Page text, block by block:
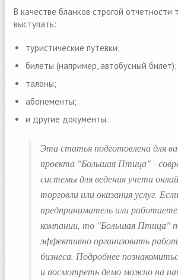
В качестве бланков строгой отчетности
выступать:
туристические путевки;
билеты (например, автобусный билет);
талоны;
абонементы;
и другие документы.
Эта статья подготовлена для
проекта "Большая Птица" -
системы для ведения учета
торговли или оказания услуг.
предприниматель или
компании, то "Большая Птица"
эффективно организовать
бизнеса. Подробнее
и посмотреть демо можно на